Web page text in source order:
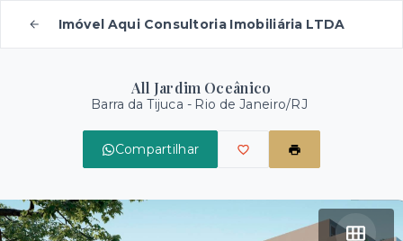
Imóvel Aqui Consultoria Imobiliária LTDA
All Jardim Oceânico
Barra da Tijuca - Rio de Janeiro/RJ
Compartilhar